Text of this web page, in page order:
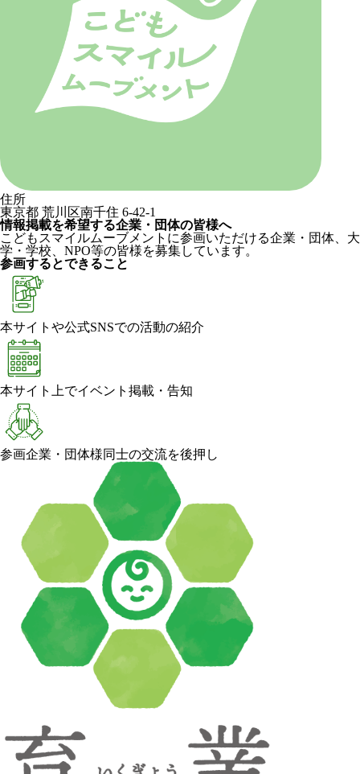
住所
東京都 荒川区南千住 6-42-1
情報掲載を希望する企業・団体の皆様へ
こどもスマイルムーブメントに参画いただける企業・団体、大
学・学校、NPO等の皆様を募集しています。
参画するとできること
本サイトや公式SNSでの活動の紹介
本サイト上でイベント掲載・告知
参画企業・団体様同士の交流を後押し